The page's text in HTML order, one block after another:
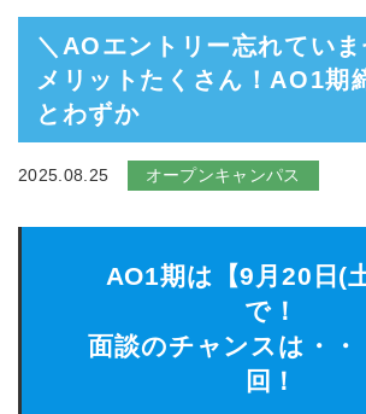
＼AOエントリー忘れてい
メリットたくさん！AO1期
とわずか
2025.08.25 オープンキャンパス
AO1期は【9月20日(
で！
面談のチャンスは・・
回！